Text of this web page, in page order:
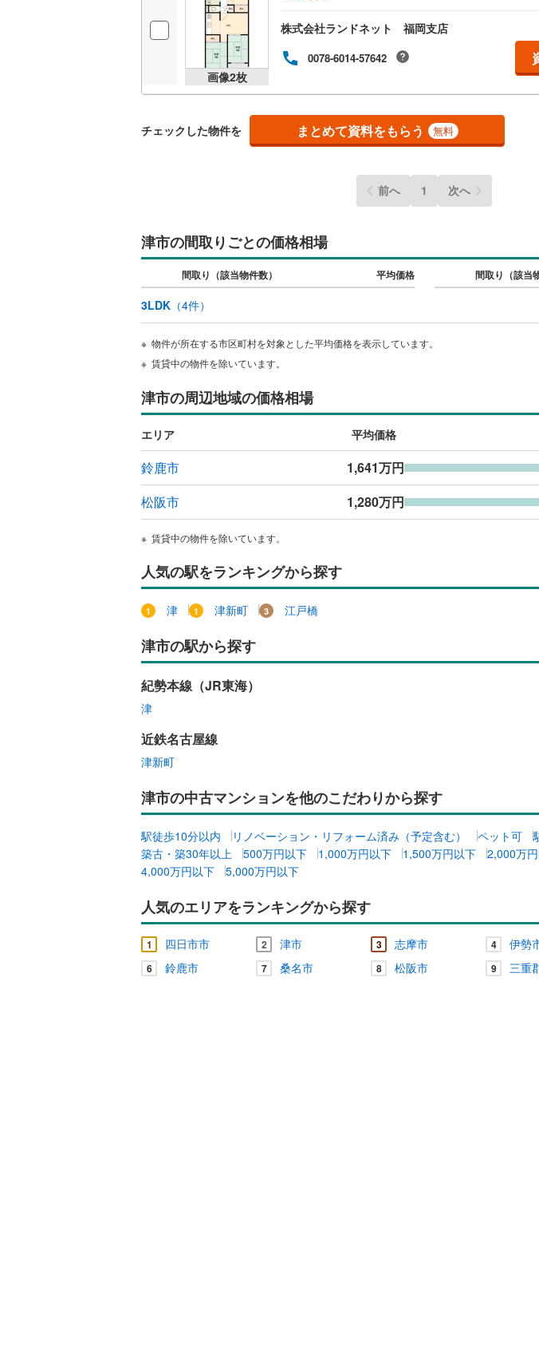
画像2枚
株式会社ランドネット 福岡支店
0078-6014-57642
チェックした物件を まとめて資料をもらう 無料
前へ 1 次へ
津市の間取りごとの価格相場
間取り（該当物件数） 平均価格 間取り（該当
3LDK （4件）
物件が所在する市区町村を対象とした平均価格を表示しています。
賃貸中の物件を除いています。
津市の周辺地域の価格相場
エリア 平均価格
鈴鹿市 1,641万円
松阪市 1,280万円
賃貸中の物件を除いています。
人気の駅をランキングから探す
津 津新町 江戸橋
津市の駅から探す
紀勢本線（JR東海）
津
近鉄名古屋線
津新町
津市の中古マンションを他のこだわりから探す
駅徒歩10分以内 リノベーション・リフォーム済み（予定含む） ペット可
築古・築30年以上
500万円以下 1,000万円以下 1,500万円以下 2,000万
4,000万円以下
5,000万円以下
人気のエリアをランキングから探す
1 四日市市 2 津市 3 志摩市 4 伊勢
6 鈴鹿市 7 桑名市 8 松阪市 9 三重
オンライン対応とは？